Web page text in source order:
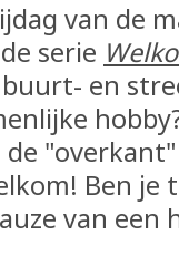
van de
serie
en
Ben
van een